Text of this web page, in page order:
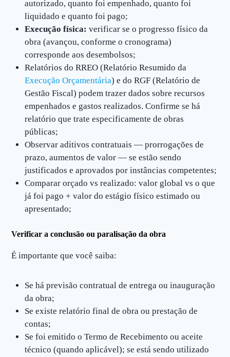
autorizado, quanto foi empenhado, quanto foi
liquidado e quanto foi pago;
Execução física: verificar se o progresso físico da
obra (avançou, conforme o cronograma)
corresponde aos desembolsos;
Relatórios do RREO (Relatório Resumido da
Execução Orçamentária) e do RGF (Relatório de
Gestão Fiscal) podem trazer dados sobre recursos
empenhados e gastos realizados. Confirme se há
relatório que trate especificamente de obras
públicas;
Observar aditivos contratuais — prorrogações de
prazo, aumentos de valor — se estão sendo
justificados e aprovados por instâncias competentes;
Comparar orçado vs realizado: valor global vs o que
já foi pago + valor do estágio físico estimado ou
apresentado;
Verificar a conclusão ou paralisação da obra
É importante que você saiba:
Se há previsão contratual de entrega ou inauguração
da obra;
Se existe relatório final de obra ou prestação de
contas;
Se foi emitido o Termo de Recebimento ou aceite
técnico (quando aplicável); se está sendo utilizado